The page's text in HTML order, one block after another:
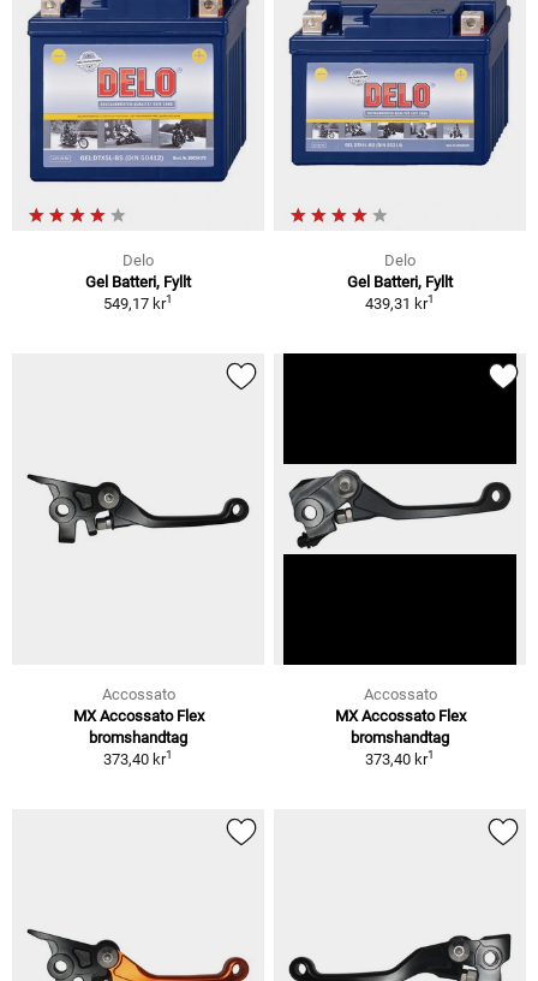
Delo
Gel Batteri, Fyllt
549,17 kr1
Delo
Gel Batteri, Fyllt
439,31 kr1
Accossato
MX Accossato Flex
bromshandtag
373,40 kr1
Accossato
MX Accossato Flex
bromshandtag
373,40 kr1